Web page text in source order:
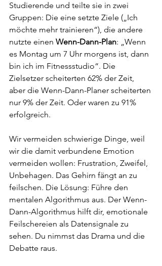
Studierende und teilte sie in zwei
Gruppen: Die eine setzte Ziele („Ich
möchte mehr trainieren“), die andere
nutzte einen Wenn-Dann-Plan: „Wenn
es Montag um 7 Uhr morgens ist, dann
bin ich im Fitnessstudio“. Die
Zielsetzer scheiterten 62% der Zeit,
aber die Wenn-Dann-Planer scheiterten
nur 9% der Zeit. Oder waren zu 91%
erfolgreich.
Wir vermeiden schwierige Dinge, weil
wir die damit verbundene Emotion
vermeiden wollen: Frustration, Zweifel,
Unbehagen. Das Gehirn fängt an zu
feilschen. Die Lösung: Führe den
mentalen Algorithmus aus. Der Wenn-
Dann-Algorithmus hilft dir, emotionale
Feilschereien als Datensignale zu
sehen. Du nimmst das Drama und die
Debatte raus.